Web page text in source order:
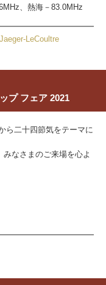
、熱海－83.0MHz
Jaeger-LeCoultre
プ フェア 2021
ら二十四節気をテーマに
なさまのご来場を心よ